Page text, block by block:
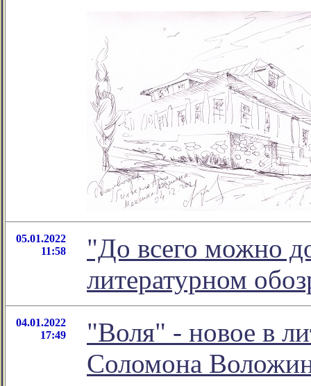
05.01.2022
11:58
"До всего можно
литературном
04.01.2022
17:49
"Воля" - новое в
Соломона